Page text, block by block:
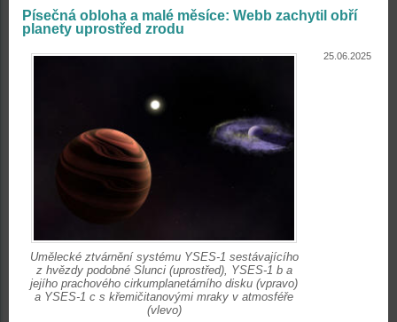
Písečná obloha a malé měsíce: Webb zachytil obří
planety uprostřed zrodu
25.06.2025
Umělecké ztvárnění systému YSES-1 sestávajícího
z hvězdy podobné Slunci (uprostřed), YSES-1 b a
jejího prachového cirkumplanetárního disku (vpravo)
a YSES-1 c s křemičitanovými mraky v atmosféře
(vlevo)